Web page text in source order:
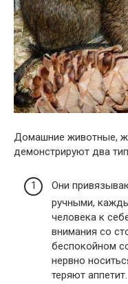
Домашние животные,
демонстрируют два
Они
ручными,
человека к
внимания со
беспокойном
нервно
теряют аппетит.